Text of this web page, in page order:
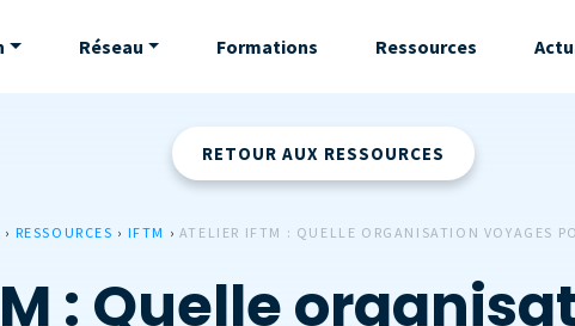
Réseau Formations Ressources
RETOUR AUX RESSOURCES
› RESSOURCES › IFTM › ATELIER IFTM : QUELLE ORGANISATION VOYAGES
: Quelle